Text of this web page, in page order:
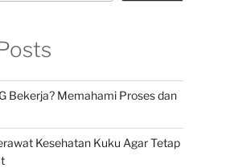
Bekerja? Memahami Proses dan
Kesehatan Kuku Agar Tetap